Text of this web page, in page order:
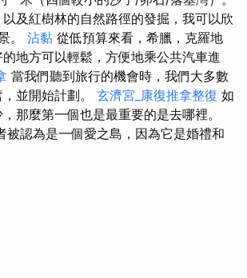
及紅樹林的自然路徑的發掘，我可以欣
。 沾黏 從低預算來看，希臘，克羅地
地方可以輕鬆，方便地乘公共汽車進
當我們聽到旅行的機會時，我們大多數
並開始計劃。 玄濟宮_康復推拿整復 如
那麼第一個也是最重要的是去哪裡。
被認為是一個愛之島，因為它是婚禮和